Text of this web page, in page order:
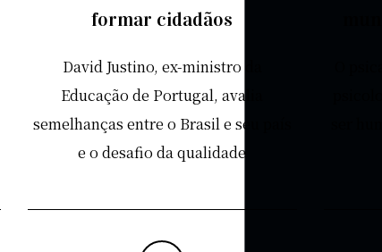
formar cidadãos
David Justino, ex-ministro da
Educação de Portugal, avalia
semelhanças entre o Brasil e seu país
e o desafio da qualidade